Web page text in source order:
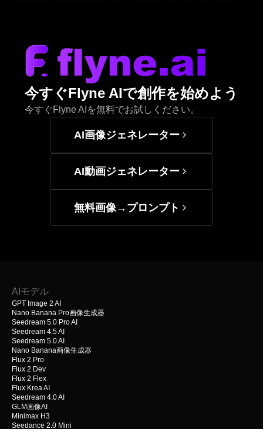
今すぐFlyne AIで創作を始めよう
今すぐFlyne AIを無料でお試しください。
AI画像ジェネレーター
AI動画ジェネレーター
無料画像→プロンプト
AIモデル
GPT Image 2 AI
Nano Banana Pro画像生成器
Seedream 5.0 Pro AI
Seedream 4.5 AI
Seedream 5.0 AI
Nano Banana画像生成器
Flux 2 Pro
Flux 2 Dev
Flux 2 Flex
Flux Krea AI
Seedream 4.0 AI
GLM画像AI
Minimax H3
Seedance 2.0 Mini